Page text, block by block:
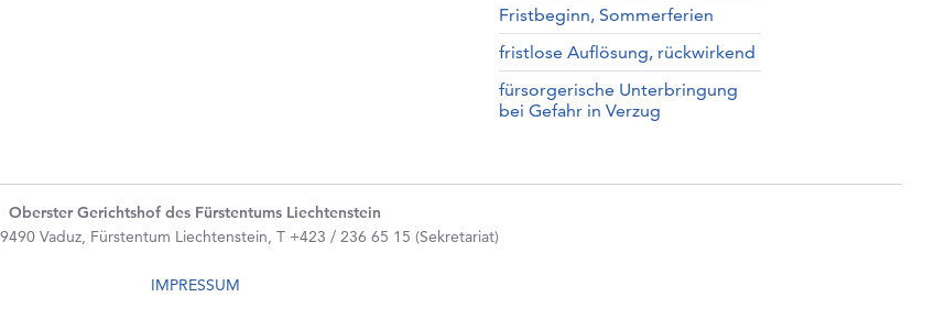
Fristbeginn, Sommerferien
fristlose Auflösung, rückwirkend
fürsorgerische Unterbringung
bei Gefahr in Verzug
Oberster Gerichtshof des Fürstentums Liechtenstein
Vaduz, Fürstentum Liechtenstein, T +423 / 236 65 15 (Sekretariat)
IMPRESSUM